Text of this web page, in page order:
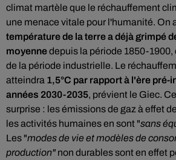
climat martèle que le réchauffement
une menace vitale pour l'humanité. On
température de la terre a déjà grimpé
moyennedepuis la période 1850-
de la période industrielle. Le
atteindra 1,5°C par rapport à l'ère pré-
années 2030-2035, prévient le Giec.
surprise : les émissions de gaz à effet
les activités humaines en sont "sans
Les "modes de vie et modèles de
production" non durables sont en effet